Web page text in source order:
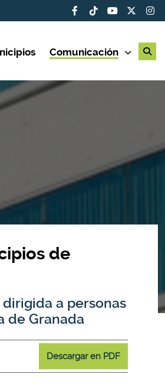
Comunicación
de
a personas
de Granada
Descargar en PDF